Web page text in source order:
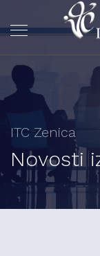
ITC Zenica
Novosti